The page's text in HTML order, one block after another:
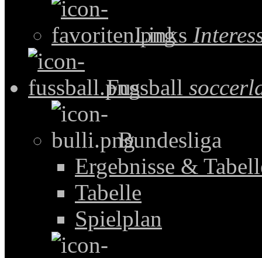
Links
Fussball
Bundesliga
Ergebnisse &
Tabelle
Spielplan